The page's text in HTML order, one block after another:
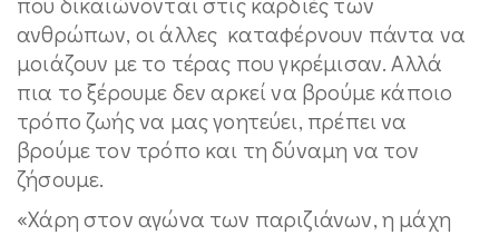
ανθρώπων, οι άλλες καταφέρνουν πάντα να
μοιάζουν με το τέρας που γκρέμισαν. Αλλά
πια το ξέρουμε δεν αρκεί να βρούμε κάποιο
τρόπο ζωής να μας γοητεύει, πρέπει να
βρούμε τον τρόπο και τη δύναμη να τον
ζήσουμε.
«Χάρη στον αγώνα των παριζιάνων, η μάχη